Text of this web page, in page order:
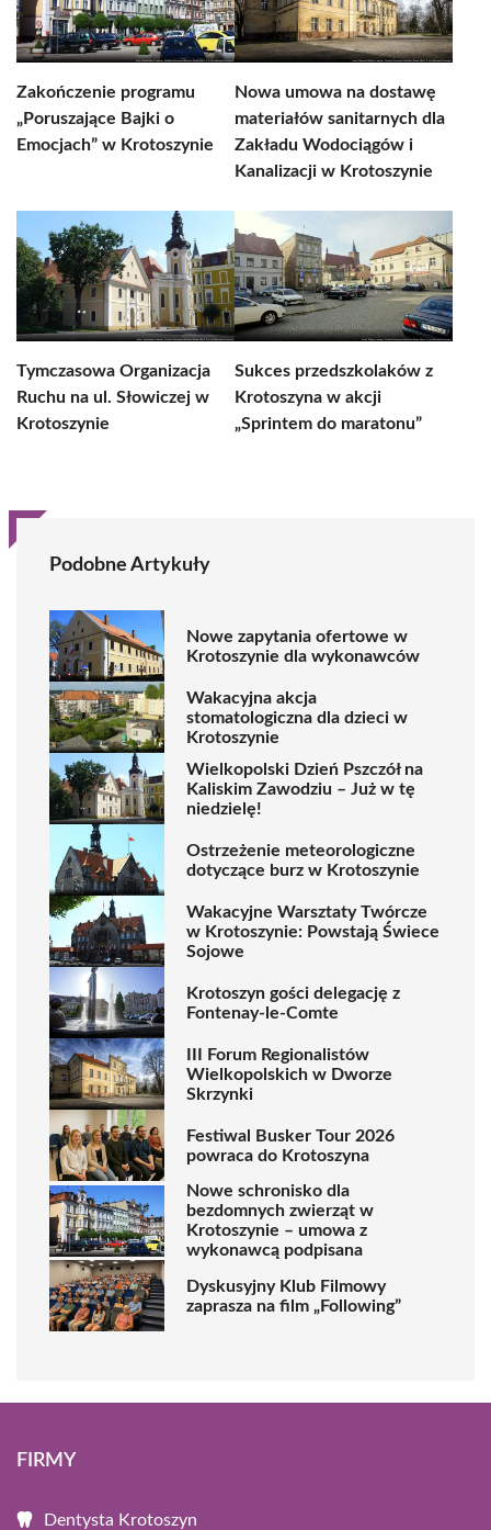
Zakończenie programu
„Poruszające Bajki o
Emocjach” w Krotoszynie
Nowa umowa na dostawę
materiałów sanitarnych dla
Zakładu Wodociągów i
Kanalizacji w Krotoszynie
Tymczasowa Organizacja
Ruchu na ul. Słowiczej w
Krotoszynie
Sukces przedszkolaków z
Krotoszyna w akcji
„Sprintem do maratonu”
Podobne Artykuły
Nowe zapytania ofertowe w
Krotoszynie dla wykonawców
Wakacyjna akcja
stomatologiczna dla dzieci w
Krotoszynie
Wielkopolski Dzień Pszczół na
Kaliskim Zawodziu – Już w tę
niedzielę!
Ostrzeżenie meteorologiczne
dotyczące burz w Krotoszynie
Wakacyjne Warsztaty Twórcze
w Krotoszynie: Powstają Świece
Sojowe
Krotoszyn gości delegację z
Fontenay-le-Comte
III Forum Regionalistów
Wielkopolskich w Dworze
Skrzynki
Festiwal Busker Tour 2026
powraca do Krotoszyna
Nowe schronisko dla
bezdomnych zwierząt w
Krotoszynie – umowa z
wykonawcą podpisana
Dyskusyjny Klub Filmowy
zaprasza na film „Following”
FIRMY
Dentysta Krotoszyn